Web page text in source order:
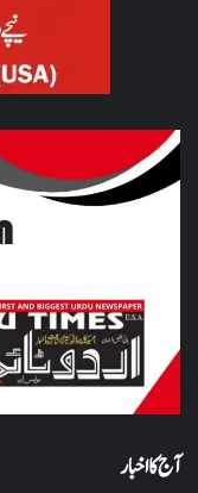
آج کا اخبار